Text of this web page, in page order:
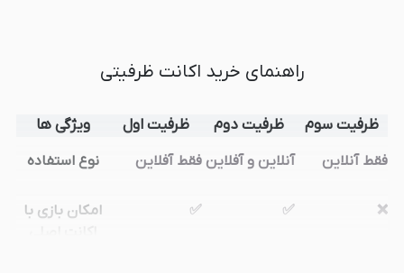
راهنمای خرید اکانت ظرفیتی
ظرفیت سوم ظرفیت دوم ظرفیت اول ویژگی ها
فقط آنلاین آنلاین و آفلاین فقط آفلاین نوع استفاده
❌
✅
✅
امکان بازی با